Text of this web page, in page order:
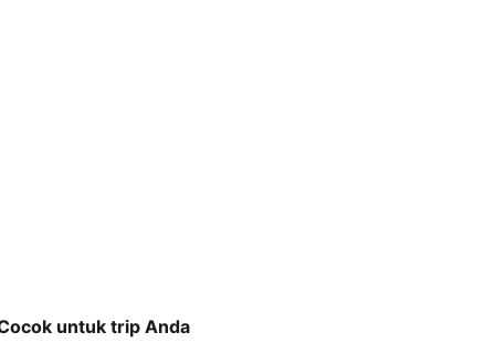
untuk trip Anda